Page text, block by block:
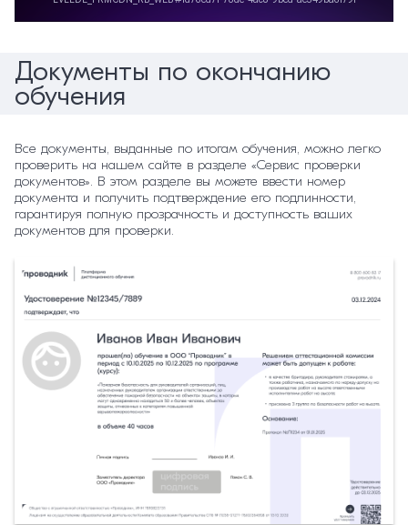
Документы по окончанию
обучения
Все документы, выданные по итогам обучения, можно легко
проверить на нашем сайте в разделе «Сервис проверки
документов». В этом разделе вы можете ввести номер
документа и получить подтверждение его подлинности,
гарантируя полную прозрачность и доступность ваших
документов для проверки.